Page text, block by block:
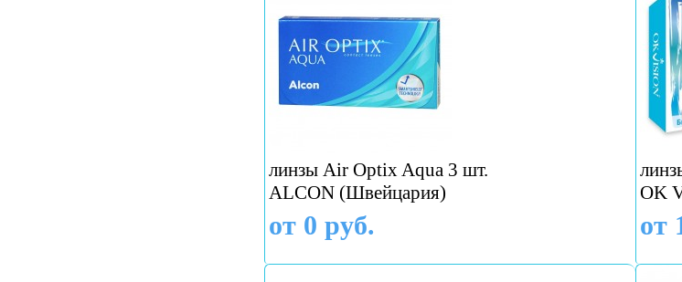
линзы Air Optix Aqua 3 шт.
ALCON (Швейцария)
от 0 руб.
OK
от